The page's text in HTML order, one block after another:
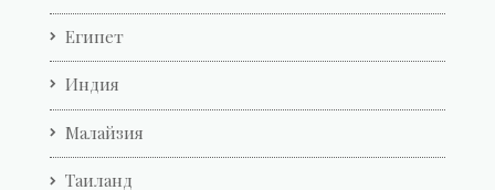
Египет
Индия
Малайзия
Таиланд